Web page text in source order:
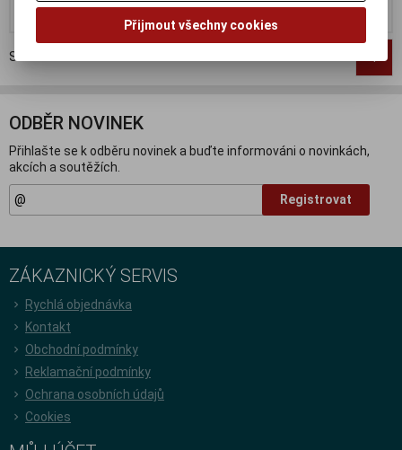
Koupit Koupit
Strana
ODBĚR NOVINEK
Přihlašte se k odběru novinek a buďte informováni o novinkách,
akcích a soutěžích.
Registrovat
ZÁKAZNICKÝ SERVIS
Rychlá objednávka
Kontakt
Obchodní podmínky
Reklamační podmínky
Ochrana osobních údajů
Cookies
Přijmout všechny cookies